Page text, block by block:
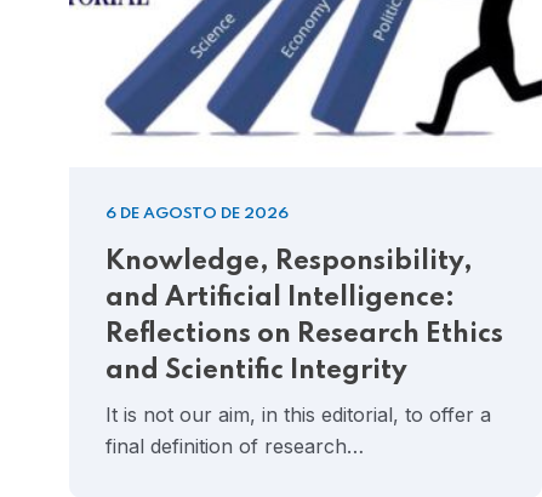
6 DE AGOSTO DE 2026
Knowledge, Responsibility,
and Artificial Intelligence:
Reflections on Research Ethics
and Scientific Integrity
It is not our aim, in this editorial, to offer a
final definition of research…